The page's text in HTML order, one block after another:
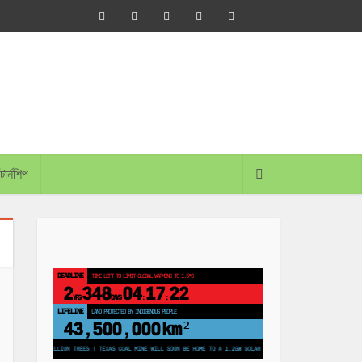
DEADLINE TIME LEFT TO LIMIT GLOBAL WARMING TO 1.5°C
2YRS 348DAYS 04: 17 : 22
LIFELINE LAND PROTECTED BY INDIGENOUS PEOPLE
43,500,000km²
PLANT 250 MILLION TREES | TEXAS COAL MINE WILL SOON BE HOME TO A 1.2GW SOLAR FARM | CHINA GENERATES LESS